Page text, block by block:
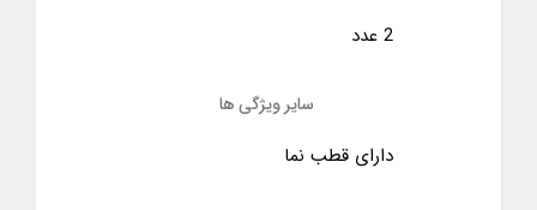
2 عدد
سایر ویژگی ها
دارای قطب نما